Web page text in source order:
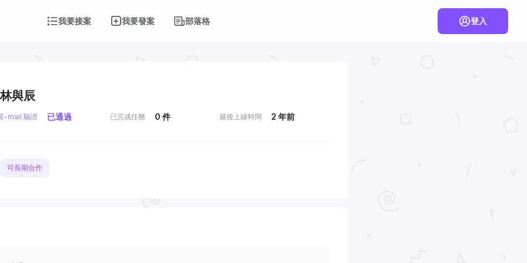
我要接案 我要發案 部落格 登入
林與辰
E-mail 驗證 已通過 已完成任務 0 件 最後上線時間 2 年前
可長期合作